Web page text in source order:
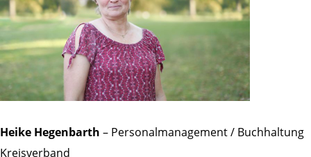
Heike Hegenbarth – Personalmanagement / Buchhaltung
Kreisverband